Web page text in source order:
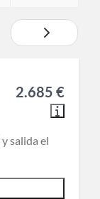
2.685 €
y salida el